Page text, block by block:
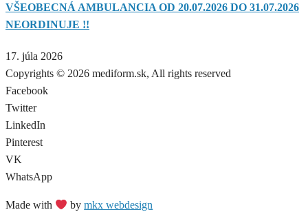
VŠEOBECNÁ AMBULANCIA OD 20.07.2026 DO 31.07.2026
NEORDINUJE !!
17. júla 2026
Copyrights © 2026 mediform.sk, All rights reserved​
Facebook
Twitter
LinkedIn
Pinterest
VK
WhatsApp
Made with bymkx webdesign